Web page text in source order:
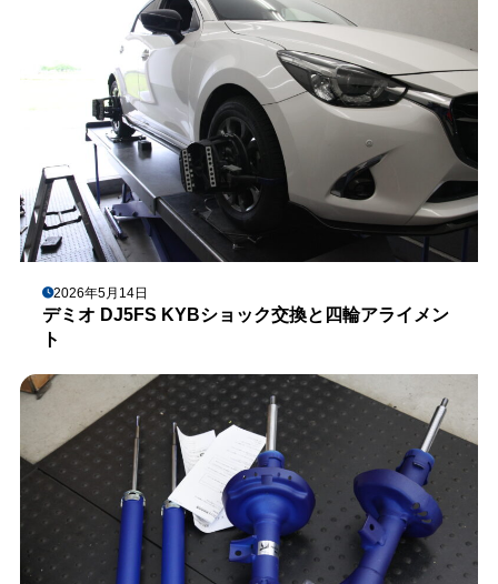
2026年5月14日
デミオ DJ5FS KYBショック交換と四輪アライメン
ト